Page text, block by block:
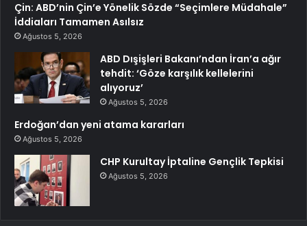
Çin: ABD’nin Çin’e Yönelik Sözde “Seçimlere Müdahale”
İddiaları Tamamen Asılsız
Ağustos 5, 2026
ABD Dışişleri Bakanı’ndan İran’a ağır
tehdit: ‘Göze karşılık kellelerini
alıyoruz’
Ağustos 5, 2026
Erdoğan’dan yeni atama kararları
Ağustos 5, 2026
CHP Kurultay İptaline Gençlik Tepkisi
Ağustos 5, 2026